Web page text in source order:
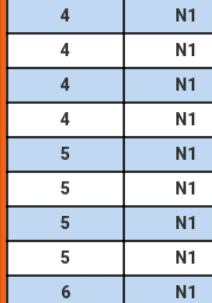
4
N1
4
N1
4
N1
4
N1
5
N1
5
N1
5
N1
5
N1
6
N1